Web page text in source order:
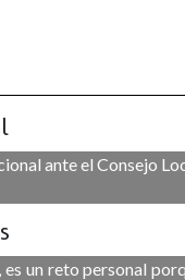
ante el Consejo
un reto personal